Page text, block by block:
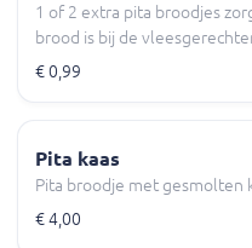
1 of 2 extra pita broodjes
brood is bij de
€ 0,99
Pita kaas
Pita broodje met gesmolten
€ 4,00